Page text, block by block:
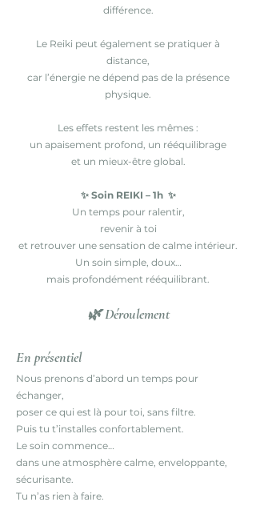
différence.
Le Reiki peut également se pratiquer à
distance,
car l’énergie ne dépend pas de la présence
physique.
Les effets restent les mêmes :
un apaisement profond, un rééquilibrage
et un mieux-être global.
✨ Soin REIKI – 1h ✨
Un temps pour ralentir,
revenir à toi
et retrouver une sensation de calme intérieur.
Un soin simple, doux…
mais profondément rééquilibrant.
🌿 Déroulement
En présentiel
Nous prenons d’abord un temps pour
échanger,
poser ce qui est là pour toi, sans filtre.
Puis tu t’installes confortablement.
Le soin commence…
dans une atmosphère calme, enveloppante,
sécurisante.
Tu n’as rien à faire.